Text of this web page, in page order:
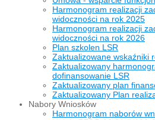
Harmonogram realizacji
widoczności na rok 2025
Harmonogram realizacji
widoczności na rok 2026
Plan szkolen LSR
Zaktualizowane wskaźniki
Zaktualizowany
dofinansowanie LSR
Zaktualizowany plan
Zaktualizowany Plan
Nabory Wniosków
Harmonogram naborów